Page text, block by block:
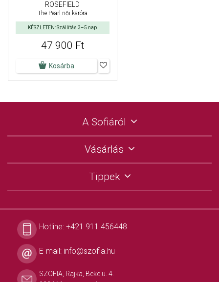
ROSEFIELD
The Pearl női karóra
KÉSZLETEN: Szállítás 3–5 nap
47 900 Ft
Kosárba
A Sofiáról
Vásárlás
Tippek
Hotline: +421 911 456448
E-mail: info@szofia.hu
SZOFIA, Rajka, Beke u. 4.